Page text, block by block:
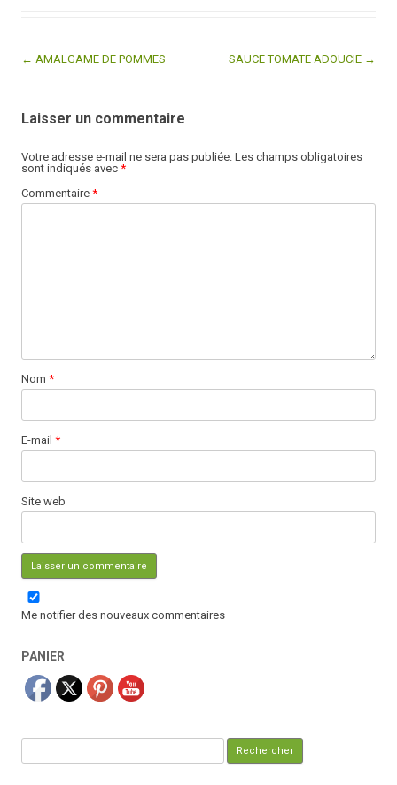
Post navigation
← AMALGAME DE POMMES SAUCE TOMATE ADOUCIE →
Laisser un commentaire
Votre adresse e-mail ne sera pas publiée. Les champs obligatoires
sont indiqués avec *
Commentaire *
Nom *
E-mail *
Site web
Me notifier des nouveaux commentaires
PANIER